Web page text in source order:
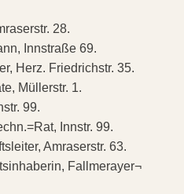
28.
Innstraße 69.
Herz. Friedrichstr. 35.
Müllerstr. 1.
99.
Innstr. 99.
Amraserstr. 63.
Fallmerayer¬